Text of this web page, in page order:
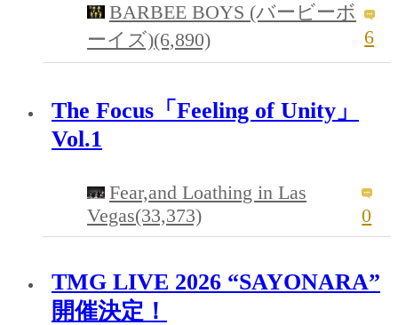
BARBEE BOYS (バービーボ
ーイズ)(6,890)
6
The Focus「Feeling of Unity」
Vol.1
Fear,and Loathing in Las
Vegas(33,373)
0
TMG LIVE 2026 “SAYONARA”
開催決定！